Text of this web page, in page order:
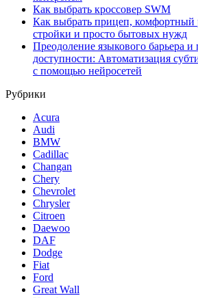
Как выбрать кроссовер SWM
Как выбрать прицеп, комфортный
стройки и просто бытовых нужд
Преодоление языкового барьера
доступности: Автоматизация
с помощью нейросетей
Рубрики
Acura
Audi
BMW
Cadillac
Changan
Chery
Chevrolet
Chrysler
Citroen
Daewoo
DAF
Dodge
Fiat
Ford
Great Wall